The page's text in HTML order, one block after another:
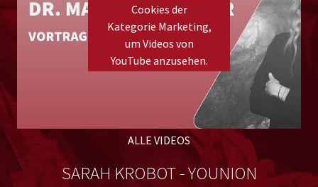
Cookies der
Kategorie Marketing,
um Videos von
YouTube anzusehen.
to view this YouTube
ALLE VIDEOS
SARAH KROBOT - YOUNION